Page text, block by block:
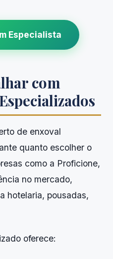
Especialista
com
de enxoval
quanto escolher o
como a Proficione,
no mercado,
hotelaria, pousadas,
oferece: